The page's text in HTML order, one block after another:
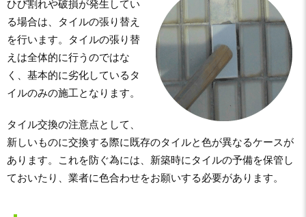
ひび割れや破損が発生してい
る場合は、タイルの張り替え
を行います。タイルの張り替
えは全体的に行うのではな
く、基本的に劣化しているタ
イルのみの施工となります。
タイル交換の注意点として、
新しいものに交換する際に既存のタイルと色が異なるケースが
あります。これを防ぐ為には、新築時にタイルの予備を保管し
ておいたり、業者に色合わせをお願いする必要があります。